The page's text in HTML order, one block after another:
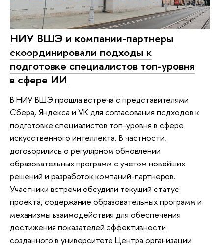
НИУ ВШЭ и компании-партнеры
скоординировали подходы к
подготовке специалистов топ-уровня
в сфере ИИ
В НИУ ВШЭ прошла встреча с представителями
Сбера, Яндекса и VK для согласования подходов к
подготовке специалистов топ-уровня в сфере
искусственного интеллекта. В частности,
договорились о регулярном обновлении
образовательных программ с учетом новейших
решений и разработок компаний-партнеров.
Участники встречи обсудили текущий статус
проекта, содержание образовательных программ и
механизмы взаимодействия для обеспечения
достижения показателей эффективности
созданного в университете Центра организации